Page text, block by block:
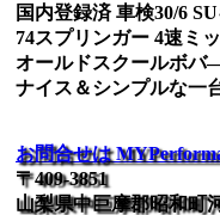
国内登録済 車検30/6
74スプリンガー 4速ミ
オールドスクールボバ
ナイス＆シンプルな一
お問合せは
〒409-3851
山梨県中巨摩郡昭和町